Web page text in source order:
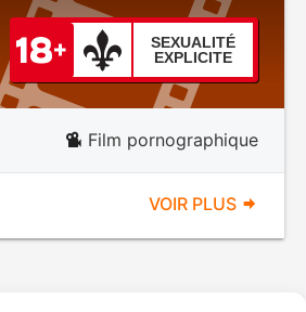
SEXUALITÉ
EXPLICITE
Film pornographique
VOIR PLUS